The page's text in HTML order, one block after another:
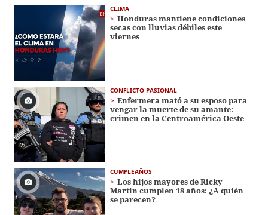
CLIMA
Honduras mantiene condiciones
secas con lluvias débiles este
viernes
CONFLICTO PASIONAL
Enfermera mató a su esposo para
vengar la muerte de su amante:
crimen en la Centroamérica Oeste
CUMPLEAÑOS
Los hijos mayores de Ricky
Martin cumplen 18 años: ¿A quién
se parecen?